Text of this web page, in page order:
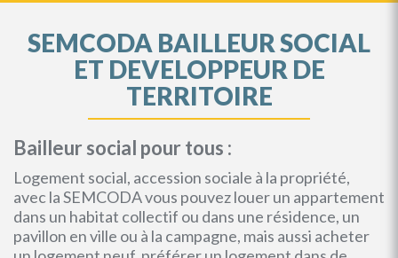
SEMCODA BAILLEUR SOCIAL
ET DEVELOPPEUR DE
TERRITOIRE
Bailleur social pour tous :
Logement social, accession sociale à la propriété,
avec la SEMCODA vous pouvez louer un appartement
dans un habitat collectif ou dans une résidence, un
pavillon en ville ou à la campagne, mais aussi acheter